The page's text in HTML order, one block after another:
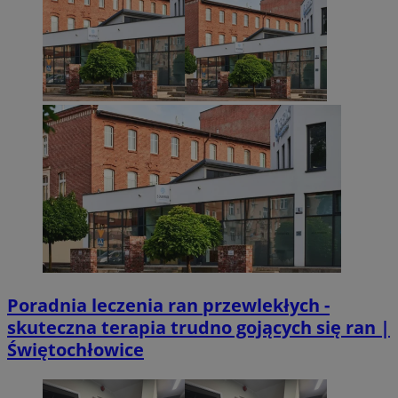
Poradnia leczenia ran przewlekłych -
skuteczna terapia trudno gojących się ran |
Świętochłowice
VISITOR_PRIVACY_METADATA
YouTube
.youtube.com
CookieScriptConsent